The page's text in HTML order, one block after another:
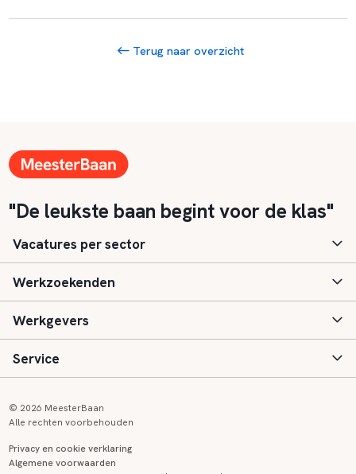
Terug naar overzicht
"De leukste baan begint voor de klas"
Vacatures per sector
Basisonderwijs
Speciaal (basis) onderwijs
Voortgezet onderwijs
Werkzoekenden
Aanmelden
Vacatures
Werkgevers
Inloggen
Service
© 2026 MeesterBaan
Alle rechten voorbehouden
Privacy en cookie verklaring
Algemene voorwaarden